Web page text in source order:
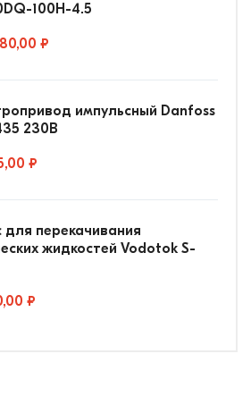
100Н-4.5
₽
импульсный Danfoss
230В
₽
для перекачивания
жидкостей Vodotok S-
₽